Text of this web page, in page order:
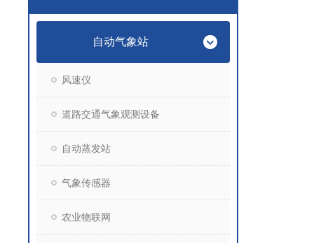
自动气象站
风速仪
道路交通气象观测设备
自动蒸发站
气象传感器
农业物联网